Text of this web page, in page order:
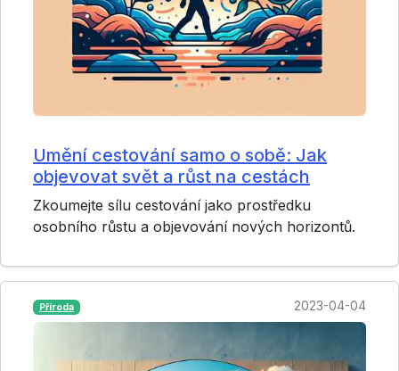
Umění cestování samo o sobě: Jak
objevovat svět a růst na cestách
Zkoumejte sílu cestování jako prostředku
osobního růstu a objevování nových horizontů.
Příroda 2023-04-04